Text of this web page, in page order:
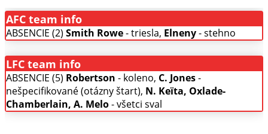
AFC team info
ABSENCIE (2) Smith Rowe- triesla, Elneny- stehno
LFC team info
ABSENCIE (5) Robertson - koleno, C. Jones-
nešpecifikované (otázny štart), N. Keïta, Oxlade-
Chamberlain, A. Melo- všetci sval